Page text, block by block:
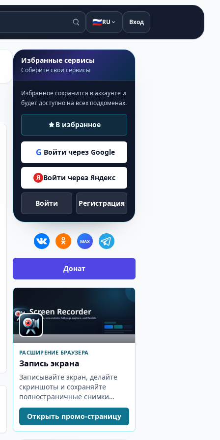
🇷🇺RU Вход
Избранные сервисы
Соберите свои сервисы
Избранное сохранится в аккаунте и
будет доступно на всех поддоменах.
В избранное
G Войти через Google
Я Войти через Яндекс
Войти Регистрация
MAX
Донат
РАСШИРЕНИЕ БРАУЗЕРА
Запись экрана
Записывайте экран, делайте
скриншоты и сохраняйте
полностраничные снимки
сайтов из компактного окна
браузера.
Открыть промо-страницу